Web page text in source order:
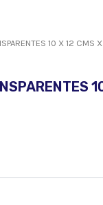
10 X 12 CMS